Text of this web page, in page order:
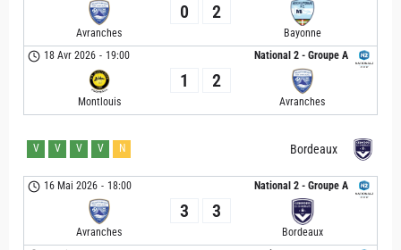
Avranches
0 2
Bayonne
National 2 - Groupe A
18 Avr 2026 - 19:00
Montlouis
1 2
Avranches
Bordeaux
V V V V N
National 2 - Groupe A
16 Mai 2026 - 18:00
Avranches
3 3
Bordeaux